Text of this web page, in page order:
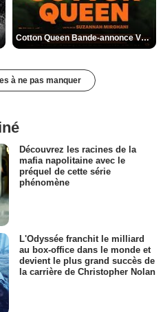
Cotton Queen Bande-annonce VO STFR
à ne pas manquer
Découvrez les racines de la
mafia napolitaine avec le
préquel de cette série
phénomène
L'Odyssée franchit le milliard
au box-office dans le monde et
devient le plus grand succès de
la carrière de Christopher Nolan